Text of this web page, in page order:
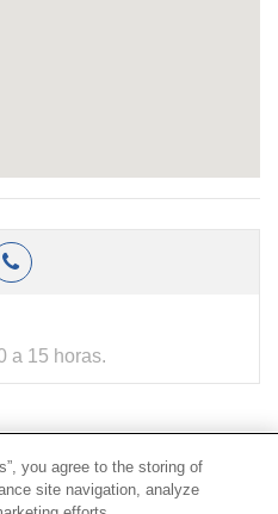
a 15 horas.
|Reclamaciones
|Zona Privada Comisión de
|Zona Privada Proveedor
you agree to the storing of
site navigation, analyze